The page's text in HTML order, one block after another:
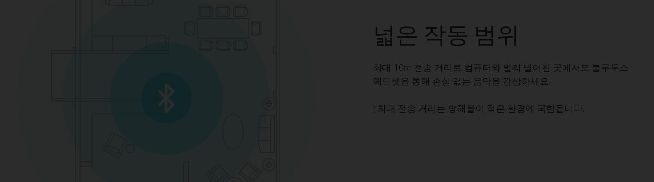
넓은 작동 범위
최대 10m 전송 거리로 컴퓨터와 멀리 떨어진 곳에서도 블루투스
헤드셋을 통해 손실 없는 음악을 감상하세요.
†최대 전송 거리는 방해물이 적은 환경에 국한됩니다.